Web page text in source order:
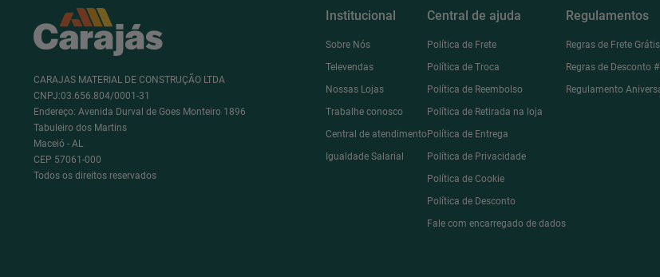
CARAJAS MATERIAL DE CONSTRUÇÃO LTDA
CNPJ:03.656.804/0001-31
Endereço: Avenida Durval de Goes Monteiro 1896
Tabuleiro dos Martins
Maceió - AL
CEP 57061-000
Todos os direitos reservados
Institucional
Sobre Nós
Televendas
Nossas Lojas
Trabalhe conosco
Central de atendimento
Igualdade Salarial
Central de ajuda
Política de Frete
Política de Troca
Política de Reembolso
Política de Retirada na loja
Política de Entrega
Política de Privacidade
Política de Cookie
Política de Desconto
Fale com encarregado de dados
Regulamentos
Regras de Frete
Regras de Desconto
Regulamento